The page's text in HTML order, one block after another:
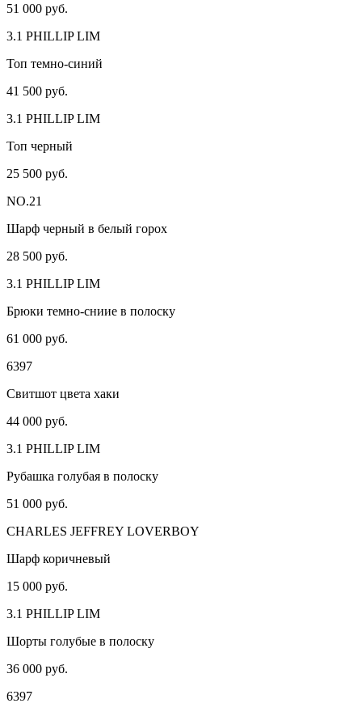
51 000 руб.
3.1 PHILLIP LIM
Топ темно-синий
41 500 руб.
3.1 PHILLIP LIM
Топ черный
25 500 руб.
NO.21
Шарф черный в белый горох
28 500 руб.
3.1 PHILLIP LIM
Брюки темно-сниие в полоску
61 000 руб.
6397
Свитшот цвета хаки
44 000 руб.
3.1 PHILLIP LIM
Рубашка голубая в полоску
51 000 руб.
CHARLES JEFFREY LOVERBOY
Шарф коричневый
15 000 руб.
3.1 PHILLIP LIM
Шорты голубые в полоску
36 000 руб.
6397